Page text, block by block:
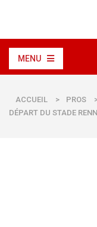
MENU
ACCUEIL > PROS
DÉPART DU STADE